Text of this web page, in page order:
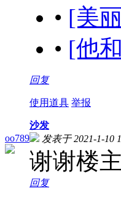
• [美
• [他
回复
使用道具 举报
oo789
沙发
发表于 2021-1-10
谢谢楼
回复